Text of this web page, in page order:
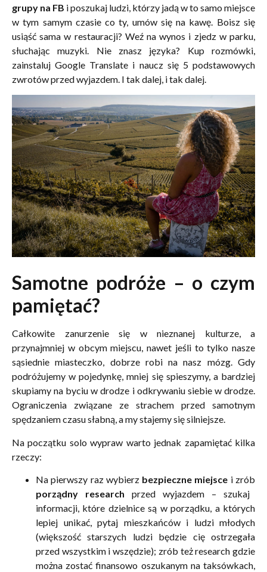
grupy na FB i poszukaj ludzi, którzy jadą w to samo miejsce
w tym samym czasie co ty, umów się na kawę. Boisz się
usiąść sama w restauracji? Weź na wynos i zjedz w parku,
słuchając muzyki. Nie znasz języka? Kup rozmówki,
zainstaluj Google Translate i naucz się 5 podstawowych
zwrotów przed wyjazdem. I tak dalej, i tak dalej.
Samotne podróże – o czym
pamiętać?
Całkowite zanurzenie się w nieznanej kulturze, a
przynajmniej w obcym miejscu, nawet jeśli to tylko nasze
sąsiednie miasteczko, dobrze robi na nasz mózg. Gdy
podróżujemy w pojedynkę, mniej się spieszymy, a bardziej
skupiamy na byciu w drodze i odkrywaniu siebie w drodze.
Ograniczenia związane ze strachem przed samotnym
spędzaniem czasu słabną, a my stajemy się silniejsze.
Na początku solo wypraw warto jednak zapamiętać kilka
rzeczy:
Na pierwszy raz wybierzbezpieczne miejsce i zrób
porządny research przed wyjazdem – szukaj
informacji, które dzielnice są w porządku, a których
lepiej unikać, pytaj mieszkańców i ludzi młodych
(większość starszych ludzi będzie cię ostrzegała
przed wszystkim i wszędzie); zrób też research gdzie
można zostać finansowo oszukanym na taksówkach,